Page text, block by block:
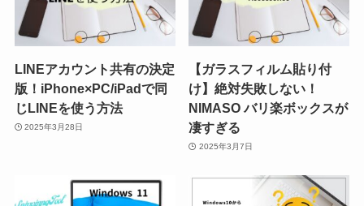
LINEアカウント共有の決定
版！iPhone×PC/iPadで同
じLINEを使う方法
2025年3月28日
【ガラスフィルム貼り付
け】絶対失敗しない！
NIMASO バリ楽ボックスが
凄すぎる
2025年3月7日